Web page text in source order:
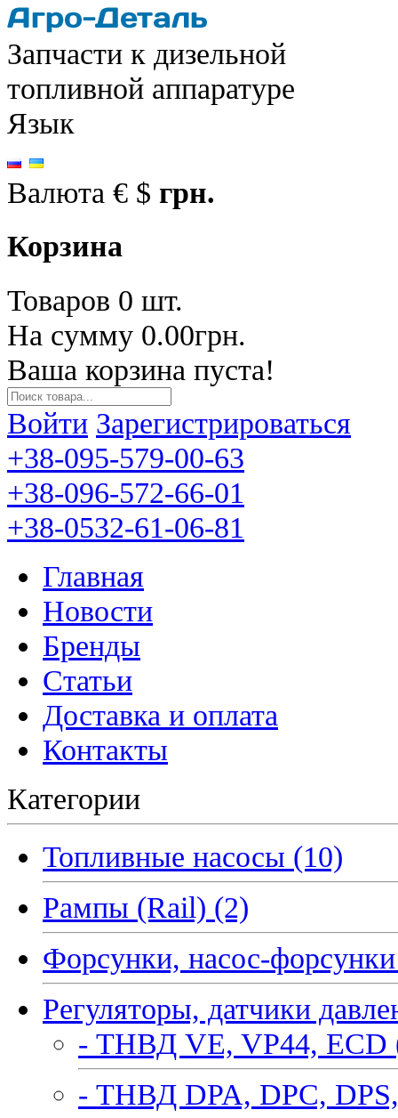
Запчасти к дизельной
топливной аппаратуре
Язык
Валюта € $ грн.
Корзина
Товаров 0 шт.
На сумму 0.00грн.
Ваша корзина пуста!
Войти Зарегистрироваться
+38-095-579-00-63
+38-096-572-66-01
+38-0532-61-06-81
Главная
Новости
Бренды
Статьи
Доставка и оплата
Контакты
Категории
Топливные насосы (10)
Рампы (Rail) (2)
Форсунки, насос-
Регуляторы, датчики
- ТНВД VE, VP44, ECD
- ТНВД DPA, DPC,